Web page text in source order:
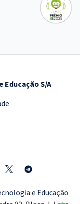
Educação S/A
e Educação